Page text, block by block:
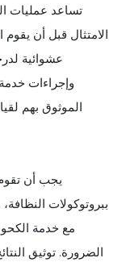
تساعد عمليات
الامتثال قبل أن
عشوائية
وإجراءات
الموثوق بهم
يجب أن
ببروتوكولات
مع خدمة
الضرورة. توثيق